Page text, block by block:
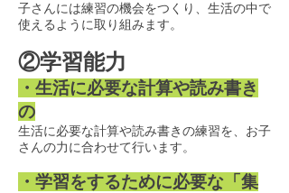
子さんには練習の機会をつくり、生活の中で
使えるように取り組みます。
②学習能力
・生活に必要な計算や読み書き
の
生活に必要な計算や読み書きの練習を、お子
さんの力に合わせて行います。
・学習をするために必要な「集